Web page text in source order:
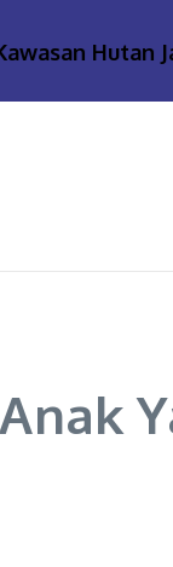
Hutan Jati